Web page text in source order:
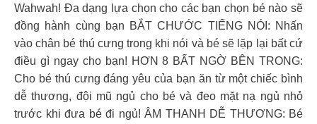
Wahwah! Đa dạng lựa chọn cho các bạn chọn bé nào sẽ
đồng hành cùng bạn BẮT CHƯỚC TIẾNG NÓI: Nhấn
vào chân bé thú cưng trong khi nói và bé sẽ lặp lại bất cứ
điều gì ngay cho bạn! HƠN 8 BẤT NGỜ BÊN TRONG:
Cho bé thú cưng đáng yêu của bạn ăn từ một chiếc bình
dễ thương, đội mũ ngủ cho bé và đeo mặt nạ ngủ nhỏ
trước khi đưa bé đi ngủ! ÂM THANH DỄ THƯƠNG: Bé